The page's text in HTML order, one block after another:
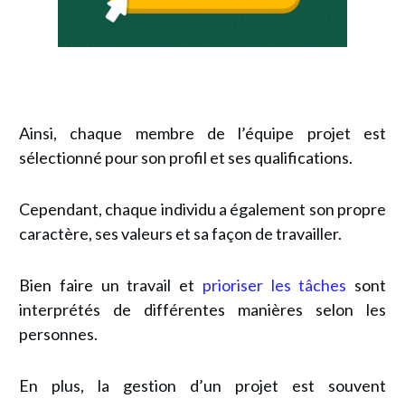
Ainsi, chaque membre de l’équipe projet est
sélectionné pour son profil et ses qualifications.
Cependant, chaque individu a également son propre
caractère, ses valeurs et sa façon de travailler.
Bien faire un travail et prioriser les tâches sont
interprétés de différentes manières selon les
personnes.
En plus, la gestion d’un projet est souvent